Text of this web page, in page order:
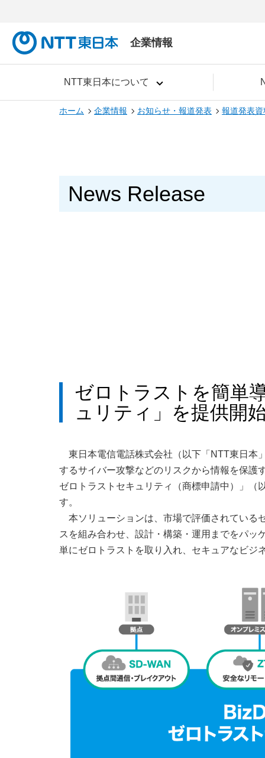
企業情報
NTT東日本について
ホーム 企業情報 お知らせ・報道発表 報道発表資
News Release
ゼロトラストを簡単
ュリティ」を提供開
東日本電信電話株式会社（以下「NTT東日本
するサイバー攻撃などのリスクから情報を保護
ゼロトラストセキュリティ（商標申請中）」（
す。
本ソリューションは、市場で評価されている
スを組み合わせ、設計・構築・運用までをパッ
単にゼロトラストを取り入れ、セキュアなビジ